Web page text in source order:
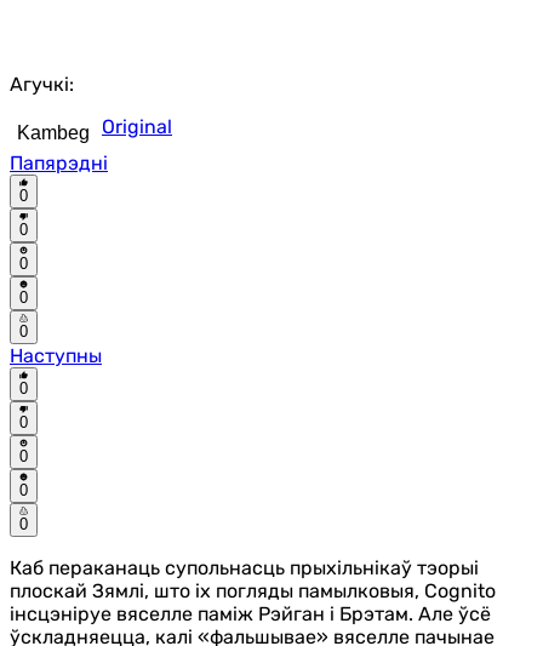
Агучкі:
Kambeg
Original
Папярэдні
0
0
0
0
0
Наступны
0
0
0
0
0
Каб пераканаць супольнасць прыхільнікаў тэорыі
плоскай Зямлі, што іх погляды памылковыя, Cognito
інсцэніруе вяселле паміж Рэйган і Брэтам. Але ўсё
ўскладняецца, калі «фальшывае» вяселле пачынае